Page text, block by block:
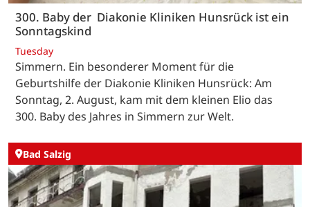
300. Baby der Diakonie Kliniken Hunsrück ist ein
Sonntagskind
Tuesday
Simmern. Ein besonderer Moment für die
Geburtshilfe der Diakonie Kliniken Hunsrück: Am
Sonntag, 2. August, kam mit dem kleinen Elio das
300. Baby des Jahres in Simmern zur Welt.
Bad Salzig